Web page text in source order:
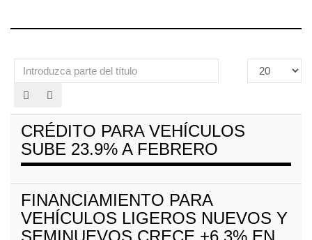
Introduzca
parte
del
Cantidad
a
CRÉDITO PARA VEHÍCULOS
SUBE 23.9% A FEBRERO
FINANCIAMIENTO PARA
VEHÍCULOS LIGEROS NUEVOS Y
SEMINUEVOS CRECE +6.3% EN